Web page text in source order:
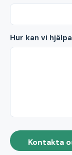
Hur kan vi
Kontakta